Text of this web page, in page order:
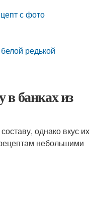
с фото
редькой
в банках из
однако вкус их
небольшими